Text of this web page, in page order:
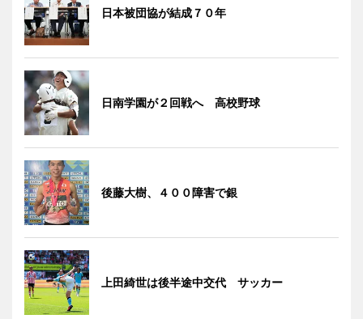
日本被団協が結成７０年
日南学園が２回戦へ 高校野球
後藤大樹、４００障害で銀
上田綺世は後半途中交代 サッカー